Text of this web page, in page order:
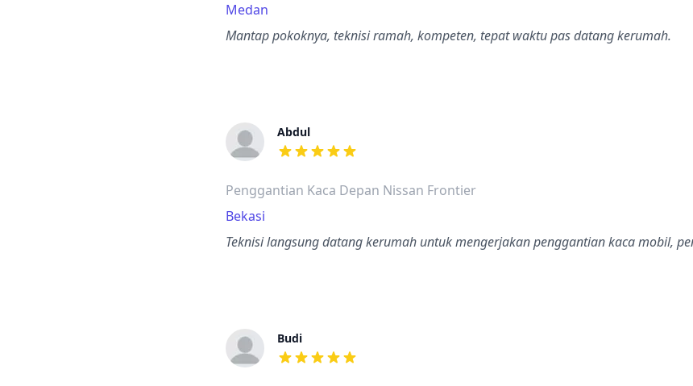
Medan
Mantap pokoknya, teknisi ramah, kompeten, tepat waktu pas datang kerumah.
Abdul
dari ulasan adalah bintang lima
Penggantian Kaca Depan Nissan Frontier
Bekasi
Teknisi langsung datang kerumah untuk mengerjakan penggantian kaca mobil,
Budi
dari ulasan adalah bintang lima